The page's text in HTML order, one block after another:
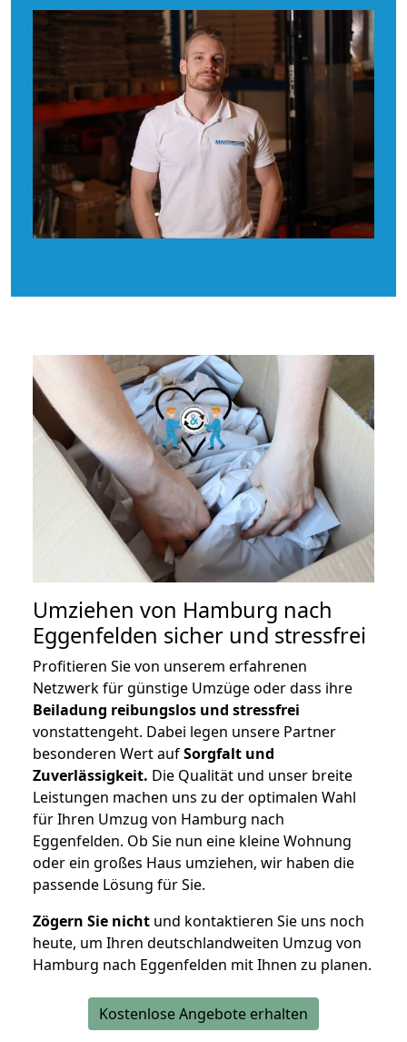
Umziehen von Hamburg nach
Eggenfelden sicher und stressfrei
Profitieren Sie von unserem erfahrenen
Netzwerk für günstige Umzüge oder dass ihre
Beiladung reibungslos und stressfrei
vonstattengeht. Dabei legen unsere Partner
besonderen Wert aufSorgfalt und
Zuverlässigkeit. Die Qualität und unser breite
Leistungen machen uns zu der optimalen Wahl
für Ihren Umzug von Hamburg nach
Eggenfelden. Ob Sie nun eine kleine Wohnung
oder ein großes Haus umziehen, wir haben die
passende Lösung für Sie.
Zögern Sie nicht und kontaktieren Sie uns noch
heute, um Ihren deutschlandweiten Umzug von
Hamburg nach Eggenfelden mit Ihnen zu planen.
Kostenlose Angebote erhalten